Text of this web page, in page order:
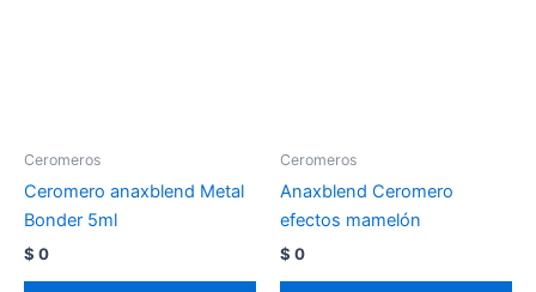
Ceromeros
Ceromero anaxblend Metal
Bonder 5ml
$ 0
Ceromeros
Anaxblend Ceromero
efectos mamelón
$ 0